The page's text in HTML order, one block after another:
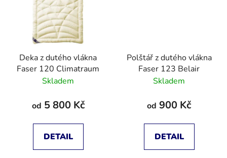
Deka z dutého vlákna
Faser 120 Climatraum
Skladem
od 5 800 Kč
DETAIL
Polštář z dutého vlákna
Faser 123 Belair
Skladem
od 900 Kč
DETAIL